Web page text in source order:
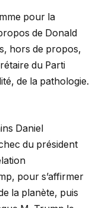
pour la
de Donald
hors de propos,
du Parti
de la pathologie.
Daniel
du président
pour s’affirmer
la planète, puis